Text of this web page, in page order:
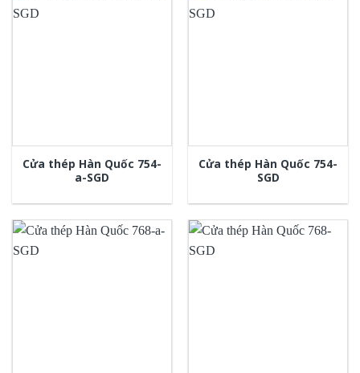
Cửa thép Hàn Quốc 754-
a-SGD
Cửa thép Hàn Quốc 754-
SGD